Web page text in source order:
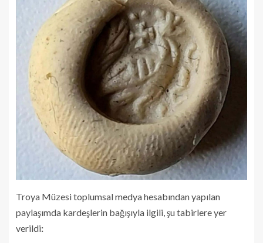
Troya Müzesi toplumsal medya hesabından yapılan
paylaşımda kardeşlerin bağışıyla ilgili, şu tabirlere yer
verildi: